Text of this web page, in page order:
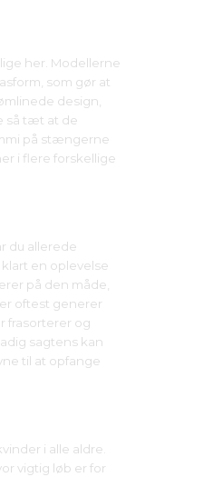
her. Modellerne
som gør at
design,
så tæt at de
på stængerne
i flere forskellige
du allerede
en oplevelse
på den måde,
oftest generer
frasorterer og
sagtens kan
til at opfange
i alle aldre.
vigtig løb er for